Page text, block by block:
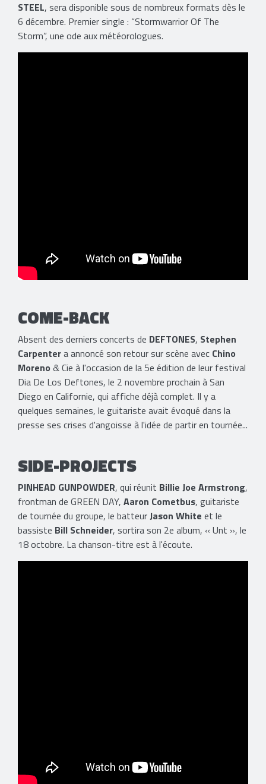
STEEL, sera disponible sous de nombreux formats dès le
6 décembre. Premier single : “Stormwarrior Of The
Storm”, une ode aux météorologues.
COME-BACK
Absent des derniers concerts de DEFTONES, Stephen
Carpentera annoncé son retour sur scène avec Chino
Moreno & Cie à l'occasion de la 5e édition de leur festival
Dia De Los Deftones, le 2 novembre prochain à San
Diego en Californie, qui affiche déjà complet. Il y a
quelques semaines, le guitariste avait évoqué dans la
presse ses crises d'angoisse à l'idée de partir en tournée...
SIDE-PROJECTS
PINHEAD GUNPOWDER, qui réunit Billie Joe Armstrong,
frontman de GREEN DAY, Aaron Cometbus, guitariste
de tournée du groupe, le batteurJason White et le
bassiste Bill Schneider, sortira son 2e album, « Unt », le
18 octobre. La chanson-titre est à l'écoute.